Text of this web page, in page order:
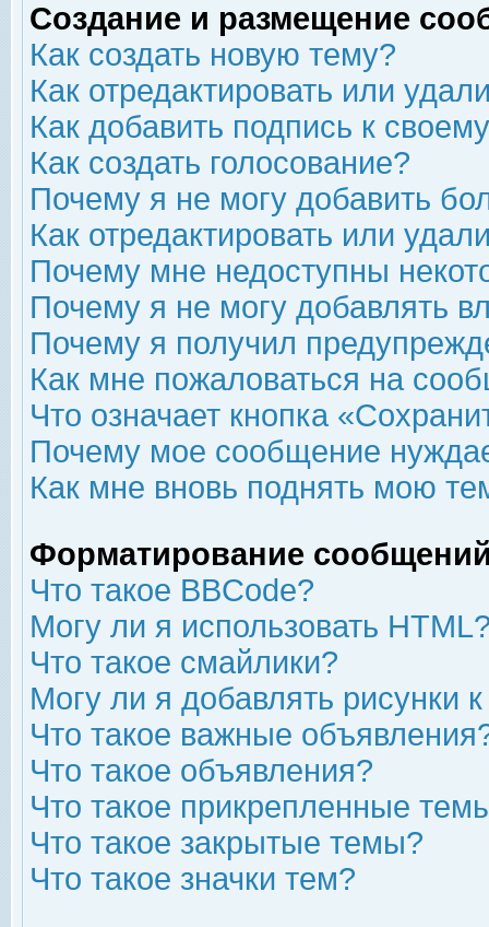
Создание и размещение
Как создать новую тему?
Как отредактировать или
Как добавить подпись к
Как создать голосование?
Почему я не могу добавить
Как отредактировать или
Почему мне недоступны
Почему я не могу добавлять
Почему я получил
Как мне пожаловаться на
Что означает кнопка
Почему мое сообщение
Как мне вновь поднять мою
Форматирование
Что такое BBCode?
Могу ли я использовать
Что такое смайлики?
Могу ли я добавлять рисунки
Что такое важные
Что такое объявления?
Что такое прикрепленные
Что такое закрытые темы?
Что такое значки тем?